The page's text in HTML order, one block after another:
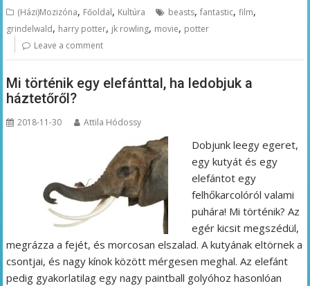
(Házi)Mozizóna, Főoldal, Kultúra beasts,fantastic,film,
grindelwald, harry potter, jk rowling, movie, potter
Leave a comment
Mi történik egy elefánttal, ha ledobjuk a
háztetőről?
2018-11-30 Attila Hódossy
Dobjunk leegy egeret,
egy kutyát és egy
elefántot egy
felhőkarcolóról valami
puhára! Mi történik? Az
egér kicsit megszédül,
megrázza a fejét, és morcosan elszalad. A kutyának eltörnek a
csontjai, és nagy kínok között mérgesen meghal. Az elefánt
pedig gyakorlatilag egy nagy paintball golyóhoz hasonlóan